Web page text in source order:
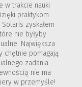
w trakcie nauki
praktykom
zyskałem
nie byłyby
Największa
chętnie pomagają
zadania
nie ma
w przemyśle!